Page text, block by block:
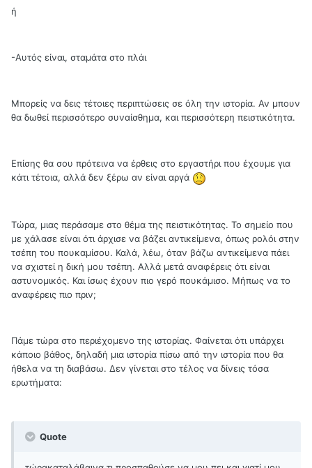
ή
-Αυτός είναι, σταμάτα στο πλάι
Μπορείς να δεις τέτοιες περιπτώσεις σε όλη την ιστορία. Αν μπουν
θα δωθεί περισσότερο συναίσθημα, και περισσότερη πειστικότητα.
Επίσης θα σου πρότεινα να έρθεις στο εργαστήρι που έχουμε για
κάτι τέτοια, αλλά δεν ξέρω αν είναι αργά
Τώρα, μιας περάσαμε στο θέμα της πειστικότητας. Το σημείο που
με χάλασε είναι ότι άρχισε να βάζει αντικείμενα, όπως ρολόι στην
τσέπη του πουκαμίσου. Καλά, λέω, όταν βάζω αντικείμενα πάει
να σχιστεί η δική μου τσέπη. Αλλά μετά αναφέρεις ότι είναι
αστυνομικός. Και ίσως έχουν πιο γερό πουκάμισο. Μήπως να το
αναφέρεις πιο πριν;
Πάμε τώρα στο περιέχομενο της ιστορίας. Φαίνεται ότι υπάρχει
κάποιο βάθος, δηλαδή μια ιστορία πίσω από την ιστορία που θα
ήθελα να τη διαβάσω. Δεν γίνεται στο τέλος να δίνεις τόσα
ερωτήματα:
Quote